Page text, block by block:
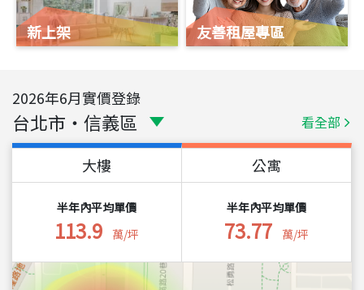
新上架 友善租屋專區
2026年6月實價登錄
台北市 ・ 信義區 看全部
大樓
半年內平均單價
113.9 萬/坪
公寓
半年內平均單價
73.77 萬/坪